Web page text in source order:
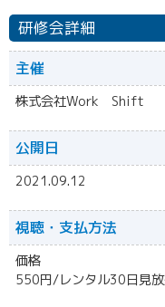
研修会詳細
主催
株式会社Work Shift
公開日
2021.09.12
視聴・ 支払方法
価格
550円/レンタル30日見